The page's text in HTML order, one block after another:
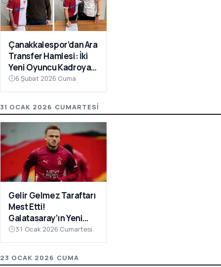
Çanakkalespor’dan Ara
Transfer Hamlesi: İki
Yeni Oyuncu Kadroya
Katıldı
6 Şubat 2026 Cuma
31 OCAK 2026 CUMARTESI
Gelir Gelmez Taraftarı
Mest Etti!
Galatasaray’ın Yeni
Transferi Noa Lang’dan
Olay Çağrı
31 Ocak 2026 Cumartesi
23 OCAK 2026 CUMA